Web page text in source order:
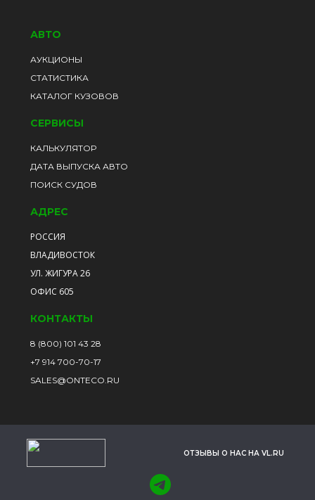
АВТО
АУКЦИОНЫ
СТАТИСТИКА
КАТАЛОГ КУЗОВОВ
СЕРВИСЫ
КАЛЬКУЛЯТОР
ДАТА ВЫПУСКА АВТО
ПОИСК СУДОВ
АДРЕС
РОССИЯ
ВЛАДИВОСТОК
УЛ. ЖИГУРА 26
ОФИС 605
КОНТАКТЫ
8 (800) 101 43 28
+7 914 700-70-17
SALES@ONTECO.RU
ОТЗЫВЫ О НАС НА VL.RU